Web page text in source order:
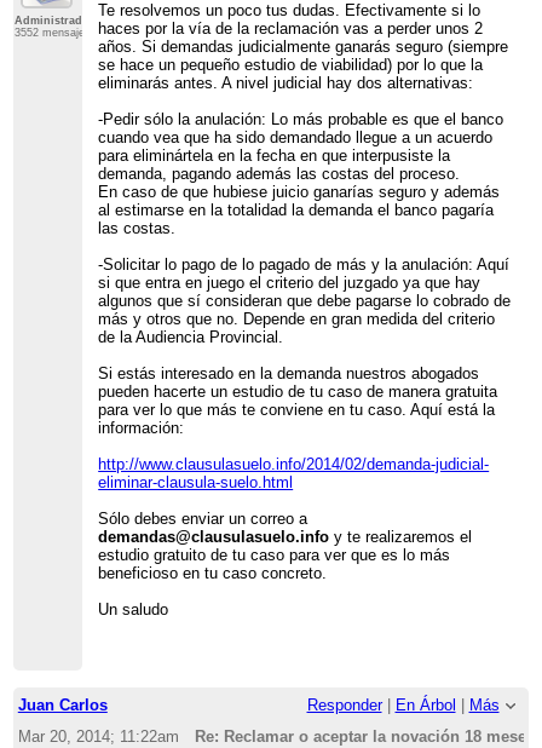
Administrador
3552 mensajes
Te resolvemos un poco tus dudas. Efectivamente si lo
haces por la vía de la reclamación vas a perder unos 2
años. Si demandas judicialmente ganarás seguro (siempre
se hace un pequeño estudio de viabilidad) por lo que la
eliminarás antes. A nivel judicial hay dos alternativas:
-Pedir sólo la anulación: Lo más probable es que el banco
cuando vea que ha sido demandado llegue a un acuerdo
para eliminártela en la fecha en que interpusiste la
demanda, pagando además las costas del proceso.
En caso de que hubiese juicio ganarías seguro y además
al estimarse en la totalidad la demanda el banco pagaría
las costas.
-Solicitar lo pago de lo pagado de más y la anulación: Aquí
si que entra en juego el criterio del juzgado ya que hay
algunos que sí consideran que debe pagarse lo cobrado de
más y otros que no. Depende en gran medida del criterio
de la Audiencia Provincial.
Si estás interesado en la demanda nuestros abogados
pueden hacerte un estudio de tu caso de manera gratuita
para ver lo que más te conviene en tu caso. Aquí está la
información:
http://www.clausulasuelo.info/2014/02/demanda-judicial-
eliminar-clausula-suelo.html
Sólo debes enviar un correo a
demandas@clausulasuelo.info y te realizaremos el
estudio gratuito de tu caso para ver que es lo más
beneficioso en tu caso concreto.
Un saludo
Juan Carlos Responder| En Árbol | Más
Mar 20, 2014; 11:22am
Re: Reclamar o aceptar la novación 18